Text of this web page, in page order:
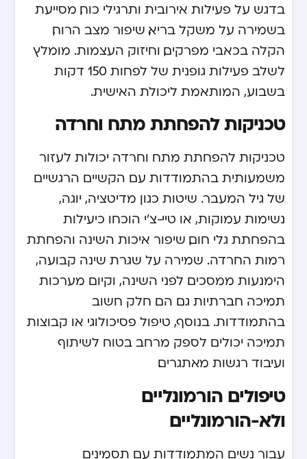
בדגש על פעילות אירובית ותרגילי כוח, מסייעת
בשמירה על משקל בריא, שיפור מצב הרוח,
הקלה בכאבי מפרקים, וחיזוק העצמות. מומלץ
לשלב פעילות גופנית של לפחות 150 דקות
בשבוע, המותאמת ליכולת האישית.
טכניקות להפחתת מתח וחרדה
טכניקות להפחתת מתח וחרדה יכולות לעזור
משמעותית בהתמודדות עם הקשיים הרגשיים
של גיל המעבר. שיטות כגון מדיטציה, יוגה,
נשימות עמוקות, או טיי-צ’י הוכחו כיעילות
בהפחתת גלי חום, שיפור איכות השינה והפחתת
רמות החרדה. שמירה על שגרת שינה קבועה,
הימנעות ממסכים לפני השינה, וקיום מערכות
תמיכה חברתיות גם הם חלק חשוב
בהתמודדות. בנוסף, טיפול פסיכולוגי או קבוצות
תמיכה יכולים לספק מרחב בטוח לשיתוף
ועיבוד רגשות מאתגרים.
טיפולים הורמונליים
ולא-הורמונליים
עבור נשים המתמודדות עם תסמינים